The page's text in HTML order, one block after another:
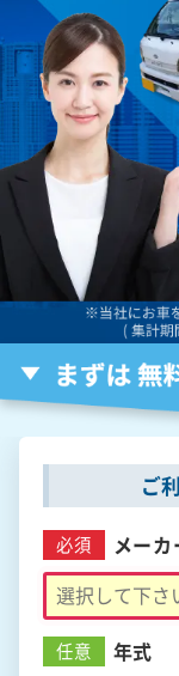
ご
必須 メー
任意 年式